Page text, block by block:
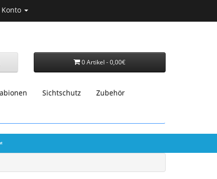
0 Artikel - 0,00€
Sichtschutz Zubehör